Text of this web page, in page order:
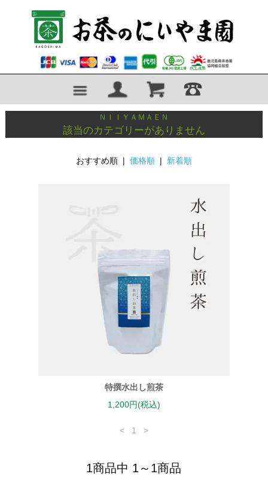
ＮＩＩＹＡＭＡＥＮ
該当のカテゴリーがありません
おすすめ順 | 価格順| 新着順
特撰水出し煎茶
1,200円(税込)
< 1 >
1商品中 1～1商品